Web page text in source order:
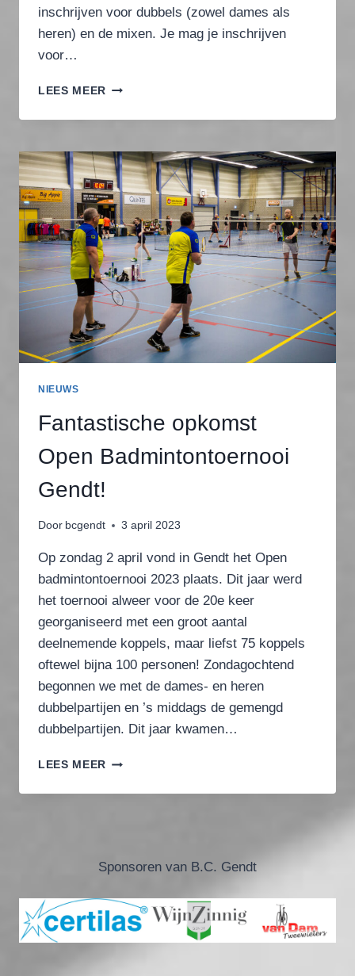
inschrijven voor dubbels (zowel dames als
heren) en de mixen. Je mag je inschrijven
voor…
LEES MEER B.C.
OPEN
TOERNOOI
2024
NIEUWS
Fantastische opkomst
Open Badmintontoernooi
Gendt!
Door bcgendt 3 april 2023
Op zondag 2 april vond in Gendt het Open
badmintontoernooi 2023 plaats. Dit jaar werd
het toernooi alweer voor de 20e keer
georganiseerd met een groot aantal
deelnemende koppels, maar liefst 75 koppels
oftewel bijna 100 personen! Zondagochtend
begonnen we met de dames- en heren
dubbelpartijen en ’s middags de gemengd
dubbelpartijen. Dit jaar kwamen…
LEES MEER FANTASTISCHE
OPEN
Sponsoren van B.C. Gendt